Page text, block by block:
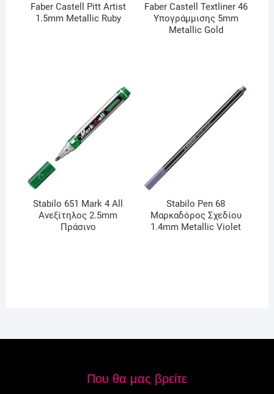
Faber Castell Pitt Artist
1.5mm Metallic Ruby
Faber Castell Textliner 46
Υπογράμμισης 5mm
Metallic Gold
Stabilo 651 Mark 4 All
Ανεξίτηλος 2.5mm
Πράσινο
Stabilo Pen 68
Μαρκαδόρος Σχεδίου
1.4mm Metallic Violet
Που θα μας βρείτε